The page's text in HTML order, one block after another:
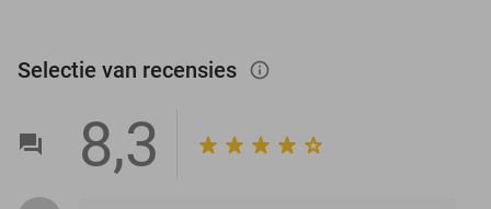
Selectie van recensies info_outlined
8,3